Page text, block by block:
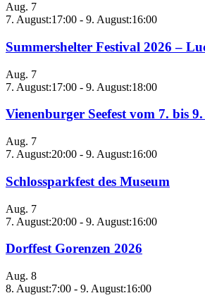
Aug. 7
7. August:17:00 - 9. August:16:00
Summershelter Festival 2026 –
Aug. 7
7. August:17:00 - 9. August:18:00
Vienenburger Seefest vom 7. bis
Aug. 7
7. August:20:00 - 9. August:16:00
Schlossparkfest des Museum
Aug. 7
7. August:20:00 - 9. August:16:00
Dorffest Gorenzen 2026
Aug. 8
8. August:7:00 - 9. August:16:00